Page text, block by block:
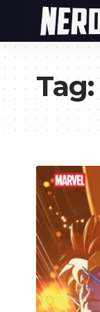
Tag: